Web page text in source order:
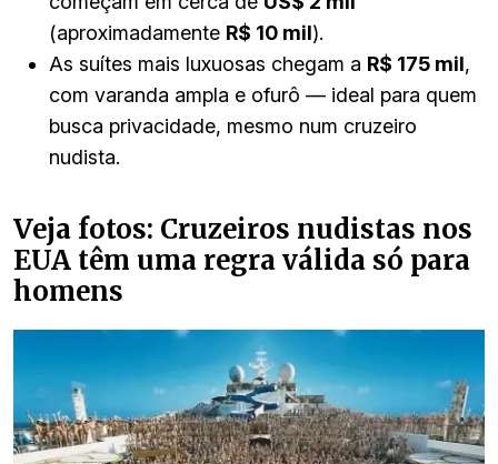
(aproximadamente R$ 10 mil).
As suítes mais luxuosas chegam a R$ 175 mil,
com varanda ampla e ofurô — ideal para quem
busca privacidade, mesmo num cruzeiro
nudista.
Veja fotos: Cruzeiros nudistas nos
EUA têm uma regra válida só para
homens